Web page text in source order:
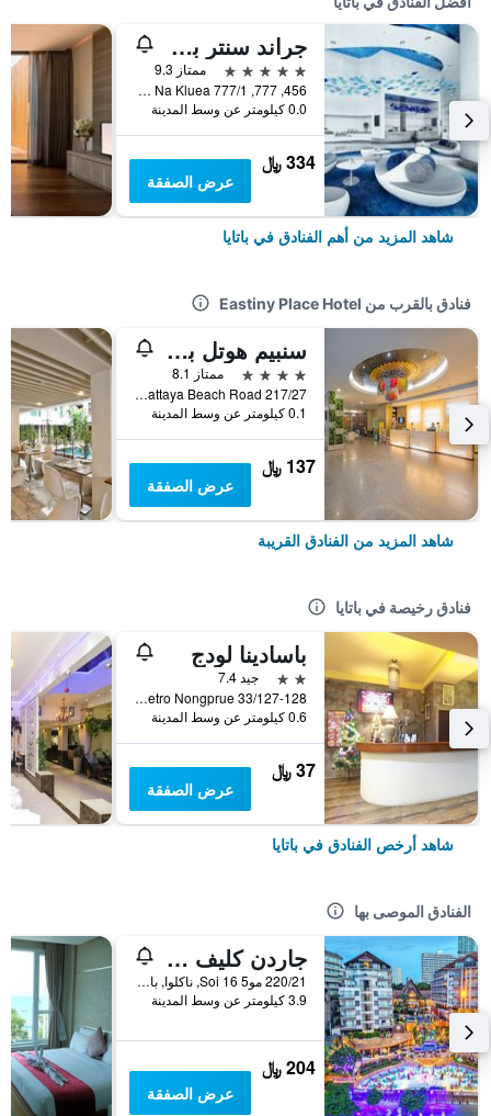
جراند سنتر بوينت باتايا
5 نجوم
ممتاز 9.3
456, 777, 777/1 M.6 Na Kluea, باتايا, تايلاند
0.0 كيلومتر عن وسط المدينة
334 ﷼
عرض الصفقة
شاهد المزيد من أهم الفنادق في باتايا
فنادق بالقرب من Eastiny Place Hotel
سنبيم هوتل باتايا
4 نجوم
ممتاز 8.1
217/27 Soi 8, Pattaya Beach Road, باتايا, تايلاند
0.1 كيلومتر عن وسط المدينة
137 ﷼
عرض الصفقة
شاهد المزيد من الفنادق القريبة
فنادق رخيصة في باتايا
باسادينا لودج
2 نجمتين
جيد 7.4
33/127-128 Moo 10 Soi Lk Metro Nongprue, باتايا, تايلاند
0.6 كيلومتر عن وسط المدينة
37 ﷼
عرض الصفقة
شاهد أرخص الفنادق في باتايا
الفنادق الموصى بها
جاردن كليف ريزورت آند سبا
220/21 مو5 Soi 16, ناكلوا, بانغلامونغ, باتايا, تايلاند
3.9 كيلومتر عن وسط المدينة
204 ﷼
عرض الصفقة